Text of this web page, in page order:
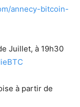
annecy-bitcoin-
Juillet, à 19h30
à partir de